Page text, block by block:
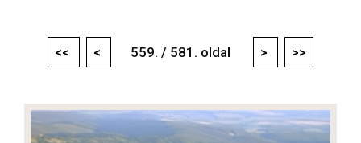
<< < 559. / 581. oldal > >>